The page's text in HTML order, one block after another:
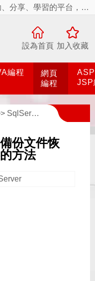
程序師世界是廣大編程愛好者互助、分享、學習的平台，程序師世界有你更精彩！
設為首頁 加入收藏
編程
網頁
編程
JSP
SqlServer數據庫
份文件恢
方法